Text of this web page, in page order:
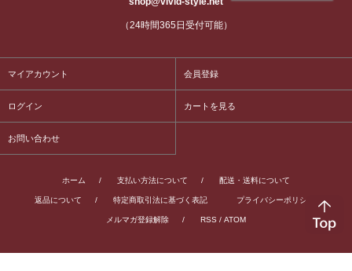
（24時間365日受付可能）
マイアカウント 会員登録
ログイン カートを見る
お問い合わせ
ホーム / 支払い方法について / 配送・送料について
返品について / 特定商取引法に基づく表記 プライバシーポリシー
メルマガ登録解除 / RSS / ATOM